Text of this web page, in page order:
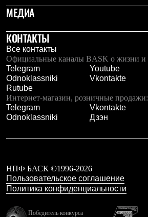
Футболки
Толстовки
Термобелье
Теплое термобелье
Среднее термобелье
Легкое термобелье
Флисовая одежда
Куртки
Брюки
Детская одежда
Утепленная пухом
Комбинезоны
Брюки
Куртки
Брюки
Лёгкая одежда
Толстовки
МЕДИА
КОНТАКТЫ
Все контакты
Официальные каналы BASK о жизни и
Telegram
Youtube
Odnoklassniki
Vkontakte
Rutube
Интернет-магазин, розничные
Telegram
Vkontakte
Odnoklassniki
Дзэн
НПФ БАСК ©1996-2026
Пользовательское соглашение
Политика конфиденциальности
Победитель конкурса